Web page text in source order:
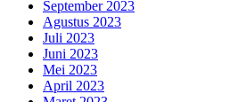
September 2023
Agustus 2023
Juli 2023
Juni 2023
Mei 2023
April 2023